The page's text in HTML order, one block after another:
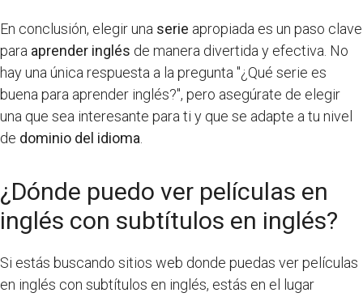
En conclusión, elegir una serie apropiada es un paso clave
para aprender inglés de manera divertida y efectiva. No
hay una única respuesta a la pregunta "¿Qué serie es
buena para aprender inglés?", pero asegúrate de elegir
una que sea interesante para ti y que se adapte a tu nivel
de dominio del idioma
¿Dónde puedo ver películas en
inglés con subtítulos en inglés?
Si estás buscando sitios web donde puedas ver películas
en inglés con subtítulos en inglés, estás en el lugar